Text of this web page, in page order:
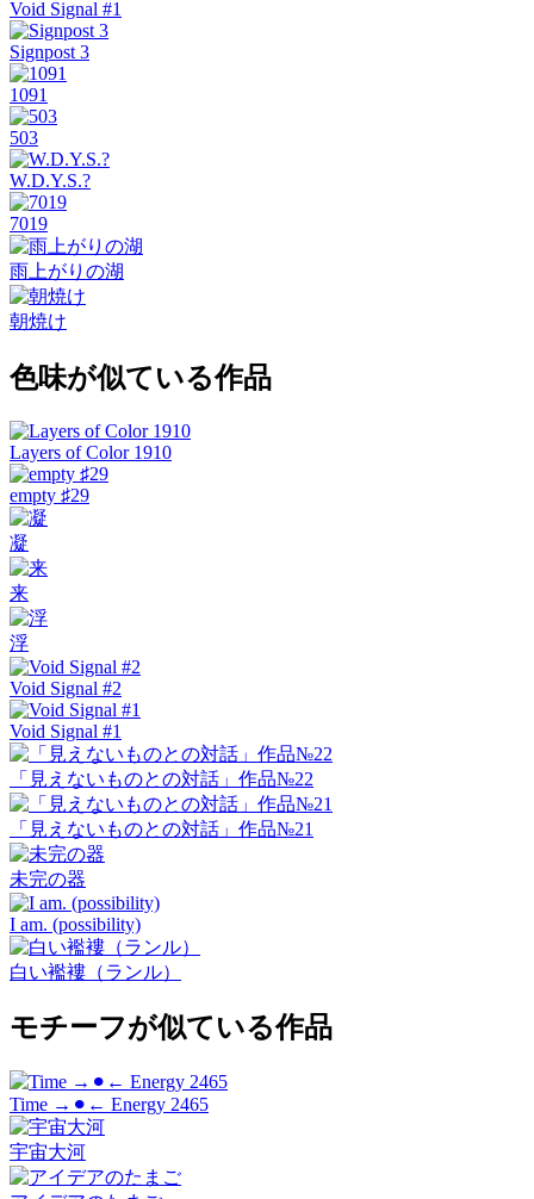
Void Signal #1
Signpost 3
1091
503
W.D.Y.S.?
7019
雨上がりの湖
朝焼け
色味が似ている作品
Layers of Color 1910
empty ♯29
凝
来
浮
Void Signal #2
Void Signal #1
「見えないものとの対話」作品№22
「見えないものとの対話」作品№21
未完の器
I am. (possibility)
白い襤褸（ランル）
モチーフが似ている作品
Time →⚫︎← Energy 2465
宇宙大河